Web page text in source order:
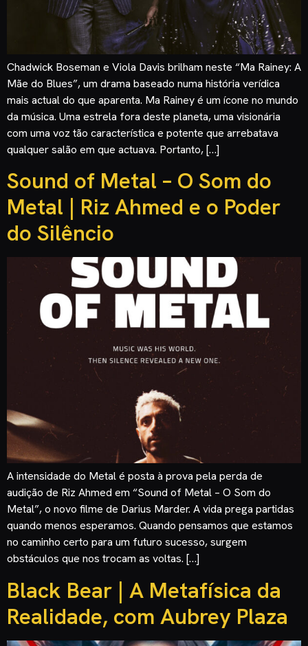
Chadwick Boseman e Viola Davis brilham neste “Ma Rainey: A
Mãe do Blues”, um drama baseado numa história verídica
mais actual do que aparenta. Ma Rainey é um ícone no mundo
da música. Uma estrela fora deste planeta, uma visionária
com uma voz tão característica e potente que arrebatava
qualquer salão em que actuava. Portanto, […]
Sound of Metal – O Som do
Metal | Riz Ahmed e o Poder
do Silêncio
A intensidade do Metal é posta à prova pela perda de
audição de Riz Ahmed em “Sound of Metal – O Som do
Metal”, o novo filme de Darius Marder. A vida prega partidas
quando menos esperamos. Quando pensamos que estamos
no caminho certo para um futuro sucesso, surgem
obstáculos que nos trocam as voltas. […]
Black Bear | A Metafísica da
Realidade, com Aubrey Plaza